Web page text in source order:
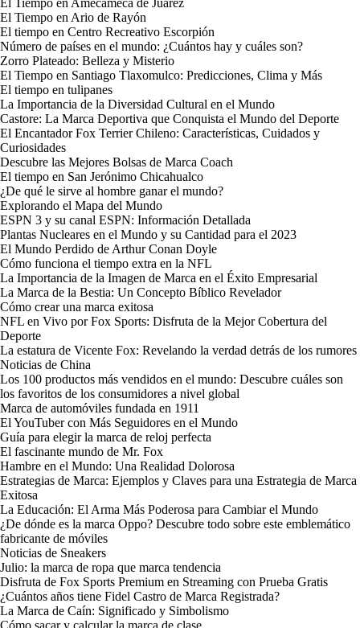
El Tiempo en Ario de Rayón
El tiempo en Centro Recreativo Escorpión
Número de países en el mundo: ¿Cuántos hay y cuáles son?
Zorro Plateado: Belleza y Misterio
El Tiempo en Santiago Tlaxomulco: Predicciones, Clima y Más
El tiempo en tulipanes
La Importancia de la Diversidad Cultural en el Mundo
Castore: La Marca Deportiva que Conquista el Mundo del Deporte
El Encantador Fox Terrier Chileno: Características, Cuidados y
Curiosidades
Descubre las Mejores Bolsas de Marca Coach
El tiempo en San Jerónimo Chicahualco
¿De qué le sirve al hombre ganar el mundo?
Explorando el Mapa del Mundo
ESPN 3 y su canal ESPN: Información Detallada
Plantas Nucleares en el Mundo y su Cantidad para el 2023
El Mundo Perdido de Arthur Conan Doyle
Cómo funciona el tiempo extra en la NFL
La Importancia de la Imagen de Marca en el Éxito Empresarial
La Marca de la Bestia: Un Concepto Bíblico Revelador
Cómo crear una marca exitosa
NFL en Vivo por Fox Sports: Disfruta de la Mejor Cobertura del
Deporte
La estatura de Vicente Fox: Revelando la verdad detrás de los rumores
Noticias de China
Los 100 productos más vendidos en el mundo: Descubre cuáles son
los favoritos de los consumidores a nivel global
Marca de automóviles fundada en 1911
El YouTuber con Más Seguidores en el Mundo
Guía para elegir la marca de reloj perfecta
El fascinante mundo de Mr. Fox
Hambre en el Mundo: Una Realidad Dolorosa
Estrategias de Marca: Ejemplos y Claves para una Estrategia de Marca
Exitosa
La Educación: El Arma Más Poderosa para Cambiar el Mundo
¿De dónde es la marca Oppo? Descubre todo sobre este emblemático
fabricante de móviles
Noticias de Sneakers
Julio: la marca de ropa que marca tendencia
Disfruta de Fox Sports Premium en Streaming con Prueba Gratis
¿Cuántos años tiene Fidel Castro de Marca Registrada?
La Marca de Caín: Significado y Simbolismo
Cómo sacar y calcular la marca de clase